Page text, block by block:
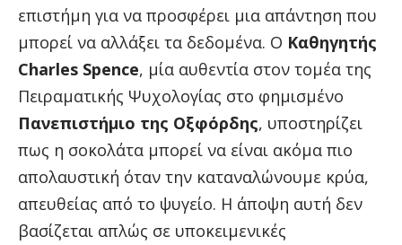
επιστήμη για να προσφέρει μια απάντηση που
μπορεί να αλλάξει τα δεδομένα. Ο Καθηγητής
Charles Spence, μία αυθεντία στον τομέα της
Πειραματικής Ψυχολογίας στο φημισμένο
Πανεπιστήμιο της Οξφόρδης, υποστηρίζει
πως η σοκολάτα μπορεί να είναι ακόμα πιο
απολαυστική όταν την καταναλώνουμε κρύα,
απευθείας από το ψυγείο. Η άποψη αυτή δεν
βασίζεται απλώς σε υποκειμενικές